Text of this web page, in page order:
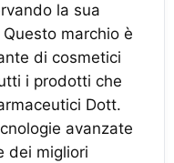
la sua
marchio è
di cosmetici
i prodotti che
Dott.
avanzate
dei migliori